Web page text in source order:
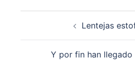
entradas
Lentejas
Y por fin han llegado